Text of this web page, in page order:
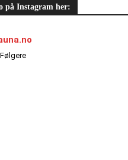
på Instagram her:
Følgere